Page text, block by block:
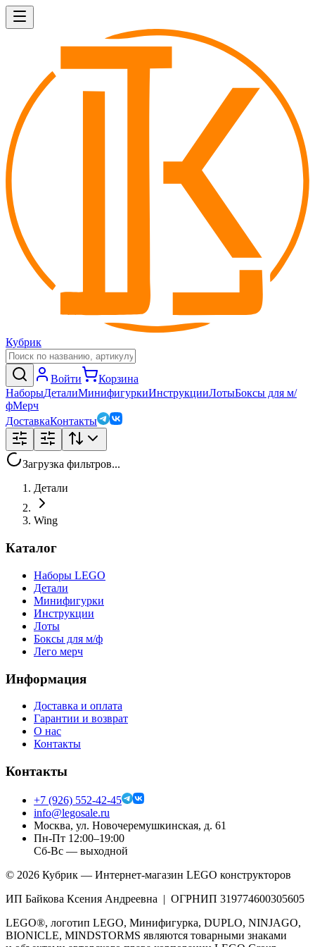
Кубрик
Войти
Корзина
НаборыДеталиМинифигуркиИнструкцииЛотыБоксы для м/
фМерч
ДоставкаКонтакты
Загрузка фильтров...
Детали
Wing
Каталог
Наборы LEGO
Детали
Минифигурки
Инструкции
Лоты
Боксы для м/ф
Лего мерч
Информация
Доставка и оплата
Гарантии и возврат
О нас
Контакты
Контакты
+7 (926) 552-42-45
info@legosale.ru
Москва, ул. Новочеремушкинская, д. 61
Пн-Пт 12:00–19:00
Сб-Вс — выходной
© 2026 Кубрик — Интернет-магазин LEGO конструкторов
ИП Байкова Ксения Андреевна | ОГРНИП 319774600305605
LEGO®, логотип LEGO, Минифигурка, DUPLO, NINJAGO,
BIONICLE, MINDSTORMS являются товарными знаками